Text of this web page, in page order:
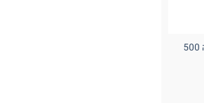
נוזל בלמים DOT 4 יאדה 500